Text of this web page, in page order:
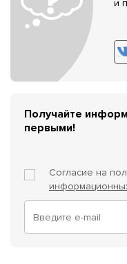
и
Получайте
первыми!
Согласие на